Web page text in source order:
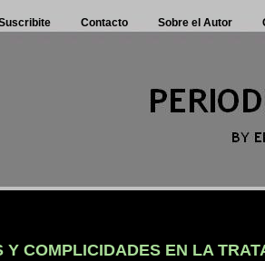
Contacto Sobre el Autor
Y COMPLICIDADES EN LA